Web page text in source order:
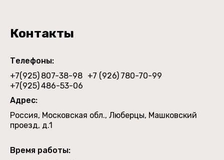
Контакты
Телефоны:
+7(925) 807-38-98 +7 (926) 780-70-99
+7(925)486-53-06
Адрес:
Россия, Московская обл., Люберцы, Машковский
проезд, д.1
Время работы: